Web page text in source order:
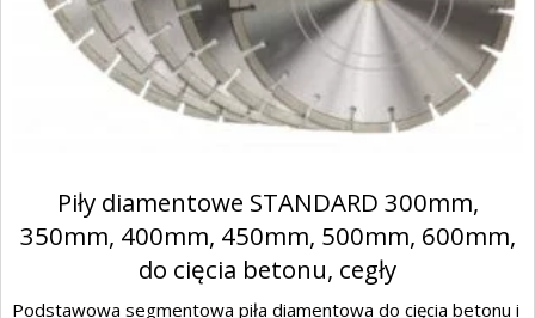
Piły diamentowe STANDARD 300mm,
350mm, 400mm, 450mm, 500mm, 600mm,
do cięcia betonu, cegły
Podstawowa segmentowa piła diamentowa do cięcia betonu i